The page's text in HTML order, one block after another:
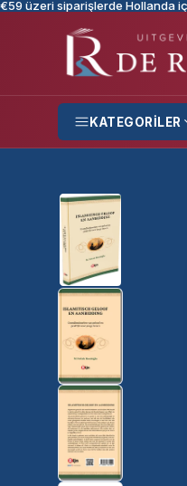
€59 üzeri siparişlerde Hollanda
KATEGORILER